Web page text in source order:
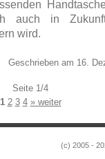
auch in
wird.
Geschrieben am 16.
Seite 1/4
1 2 3 4 » weiter
(c) 2005 -